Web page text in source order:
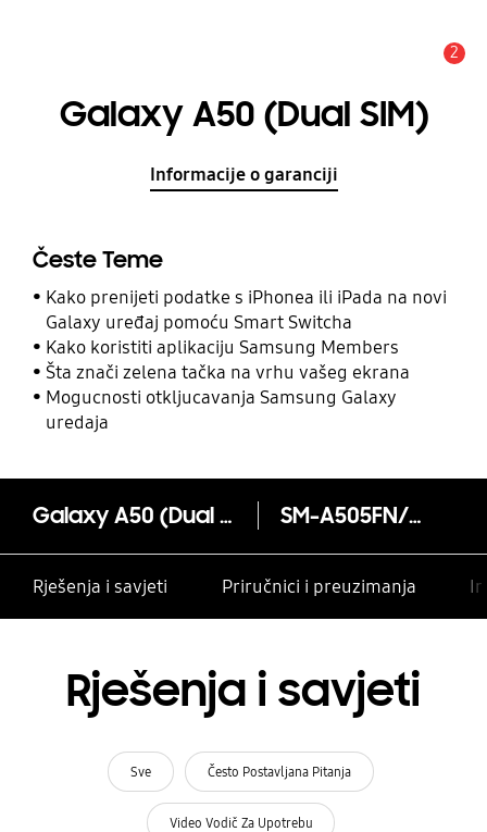
2
Galaxy A50 (Dual SIM)
Informacije o garanciji
Česte Teme
Kako prenijeti podatke s iPhonea ili iPada na novi
Galaxy uređaj pomoću Smart Switcha
Kako koristiti aplikaciju Samsung Members
Šta znači zelena tačka na vrhu vašeg ekrana
Mogucnosti otkljucavanja Samsung Galaxy
uredaja
Galaxy A50 (Dual SIM) SM-A505FN/DS
Rješenja i savjeti Priručnici i preuzimanja
Rješenja i savjeti
Sve Često Postavljana Pitanja
Video Vodič Za Upotrebu